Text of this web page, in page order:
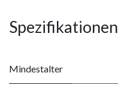
Spezifikationen
Mindestalter